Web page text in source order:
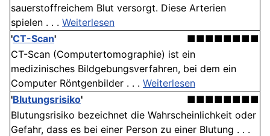
sauerstoffreichem Blut versorgt. Diese Arterien
spielen . . . Weiterlesen
'CT-Scan'
■■■■■■■■
CT-Scan (Computertomographie) ist ein
medizinisches Bildgebungsverfahren, bei dem ein
Computer Röntgenbilder . . . Weiterlesen
'Blutungsrisiko'
■■■■■■■■
Blutungsrisiko bezeichnet die Wahrscheinlichkeit oder
Gefahr, dass es bei einer Person zu einer Blutung . . .